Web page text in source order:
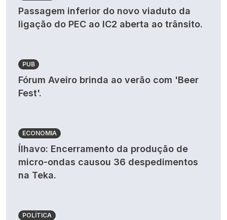
Passagem inferior do novo viaduto da
ligação do PEC ao IC2 aberta ao trânsito.
PUB
Fórum Aveiro brinda ao verão com 'Beer
Fest'.
ECONOMIA
Ílhavo: Encerramento da produção de
micro-ondas causou 36 despedimentos
na Teka.
POLÍTICA